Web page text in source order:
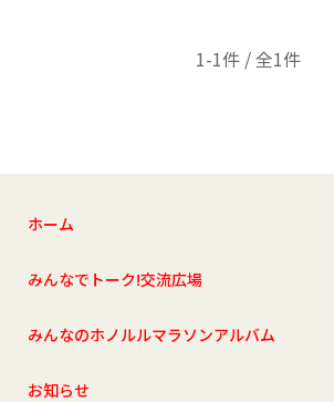
1-1件 / 全1件
ホーム
みんなでトーク!交流広場
みんなのホノルルマラソンアルバム
お知らせ